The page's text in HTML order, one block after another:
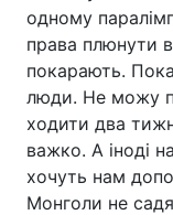
одному
права плюнути
покарають.
люди. Не можу
ходити два
важко. А іноді
хочуть нам
Монголи не